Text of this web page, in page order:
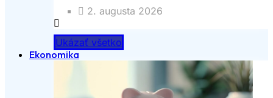
2. augusta 2026
Ukázať všetko
Ekonomika